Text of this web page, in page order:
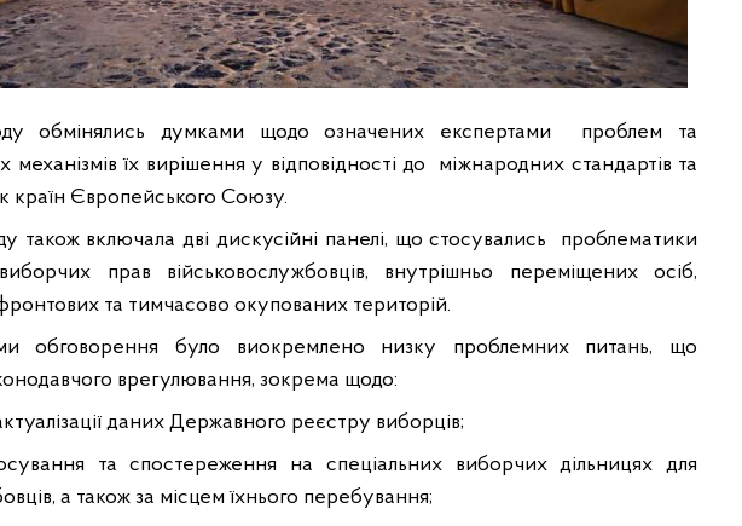
обмінялись думками щодо означених експертами проблем та
механізмів їх вирішення у відповідності до міжнародних стандартів та
країн Європейського Союзу.
також включала дві дискусійні панелі, що стосувались проблематики
прав військовослужбовців, внутрішньо переміщених осіб,
та тимчасово окупованих територій.
обговорення було виокремлено низку проблемних питань, що
врегулювання, зокрема щодо:
даних Державного реєстру виборців;
та спостереження на спеціальних виборчих дільницях для
а також за місцем їхнього перебування;